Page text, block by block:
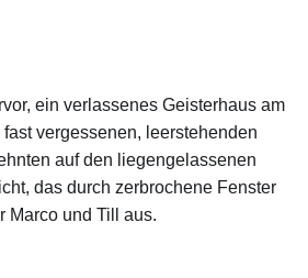
ein verlassenes Geisterhaus am
vergessenen, leerstehenden
auf den liegengelassenen
das durch zerbrochene Fenster
Marco und Till aus.